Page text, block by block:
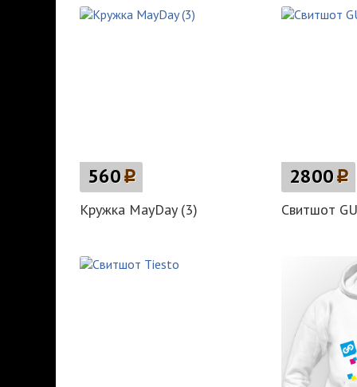
560p
Кружка MayDay (3)
2800p
Свитшот